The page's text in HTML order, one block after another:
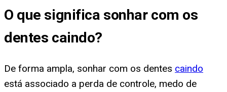
O que significa sonhar com os
dentes caindo?
De forma ampla, sonhar com os dentes caindo
está associado a perda de controle, medo de